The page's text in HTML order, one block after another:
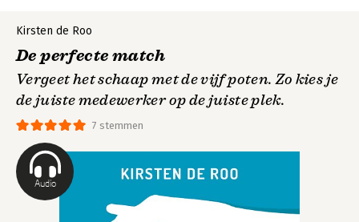
Audio
7 stemmen
Kirsten de Roo
De perfecte match
Vergeet het schaap met de vijf poten. Zo kies je
de juiste medewerker op de juiste plek.